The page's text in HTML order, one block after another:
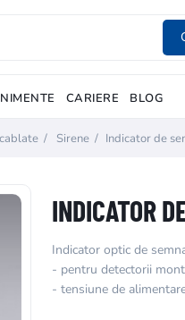
CARIERE BLOG
/ Sirene / Indicator de
INDICATOR
Indicator optic de
- pentru detectorii
- tensiune de